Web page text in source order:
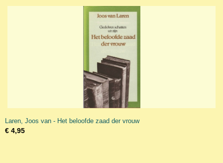
Laren, Joos van - Het beloofde zaad der vrouw
€ 4,95